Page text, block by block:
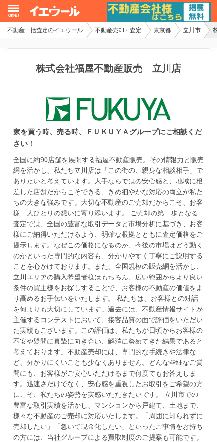
不動産一括査定のイエウール 不動産売却・査定 東京都 立川市
株式会社福屋不動産販売 立川店
家を買う時、売る時、ＦＵＫＵＹＡグループにご相談くだ
さい！
全国に約90店舗を展開する福屋不動産販売。その情報力と販売
網を活かし、私たち立川店は「この街の、親身な相談相手」で
ありたいと考えています。大手ならではの安心感と、地域に根
差した店舗だからこそできる、きめ細やかな対応の両立が私た
ちの大きな強みです。大切な不動産のご売却だからこそ、お客
様一人ひとりの想いに寄り添います。 ご売却の第一歩となる
査定では、全国の豊富な取引データと市場分析に基づき、お客
様にご納得いただけるよう、明確な根拠とともに査定価格をご
提示します。なぜこの価格になるのか、今後の市場はどう動く
のかといった専門的な内容も、分かりやすく丁寧にご説明する
ことを心がけております。また、全国規模の販売網を活かし、
立川エリアの購入希望者様はもちろん、広い範囲からより良い
条件の買主様をお探しすることで、お客様の不動産の価値をよ
り高めるお手伝いをいたします。 私たちは、お客様との対話
を何よりも大切にしています。過去には、不動産情報サイトが
主催するコンテストにおいて、接客品質の面で評価をいただい
た実績もございます。この評価は、私たちが日頃からお客様の
不安や疑問に真摯に向き合い、解消に努めてきた結果であると
考えております。不動産売却には、専門的な手続きや法律な
ど、分かりにくいことも少なくありません。どんな些細なご質
問にも、お客様がご安心いただけるまで何度でもお答えしま
す。迅速さだけでなく、安心感を重視したお取引をご希望の方
にこそ、私たちの姿勢を実感いただきたいです。 立川市での
豊富な取引実績を活かし、マンションから戸建て、土地まで、
様々な不動産のご売却に対応いたします。「周囲に知られずに
売却したい」「急いで現金化したい」といったご事情をお持ち
の方には、当社グループによる買取制度のご提案も可能です。
イエウール加盟希望の不動産会社様
不動産の売却・一括査定
家査定シミュレーター
お問い合わせ